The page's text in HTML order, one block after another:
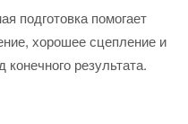
подготовка помогает
хорошее сцепление и
результата.